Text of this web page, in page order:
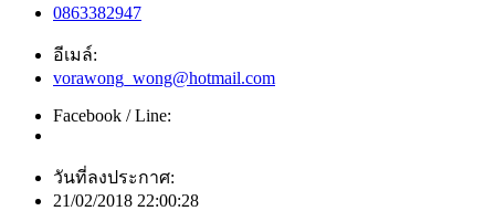
0863382947
อีเมล์:
vorawong_wong@hotmail.com
Facebook / Line:
วันที่ลงประกาศ:
21/02/2018 22:00:28